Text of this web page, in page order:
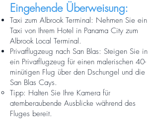
Eingehende Überweisung:
Taxi zum Albrook Terminal: Nehmen Sie ein
Taxi von Ihrem Hotel in Panama City zum
Albrook Local Terminal.
Privatflugzeug nach San Blas: Steigen Sie in
ein Privatflugzeug für einen malerischen 40-
minütigen Flug über den Dschungel und die
San Blas Cays.
Tipp: Halten Sie Ihre Kamera für
atemberaubende Ausblicke während des
Fluges bereit.